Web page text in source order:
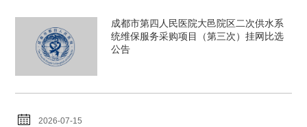
成都市第四人民医院大邑院区二次供水系
统维保服务采购项目（第三次）挂网比选
公告
2026-07-15